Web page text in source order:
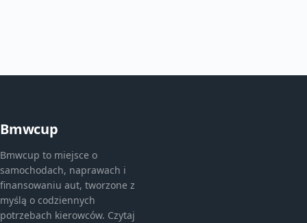
Bmwcup
Bmwcup to miejsce o
samochodach, naprawach i
finansowaniu aut, tworzone z
myślą o codziennych
potrzebach kierowców. Czytaj